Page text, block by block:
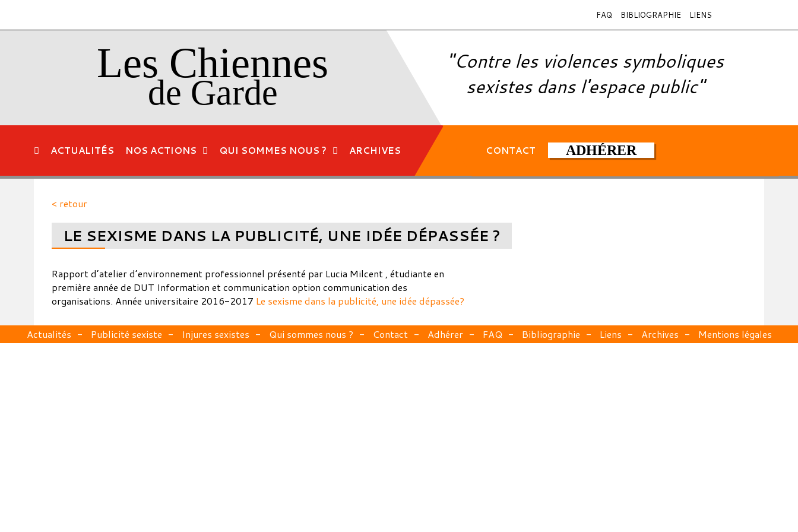
FAQ BIBLIOGRAPHIE LIENS
Les Chiennes
de Garde
"Contre les violences symboliques
sexistes dans l'espace public"
ACTUALITÉS NOS ACTIONS QUI SOMMES NOUS ? ARCHIVES CONTACT ADHÉRER
< retour
LE SEXISME DANS LA PUBLICITÉ, UNE IDÉE DÉPASSÉE ?
Rapport d’atelier d’environnement professionnel présenté par Lucia Milcent , étudiante en
première année de DUT Information et communication option communication des
organisations. Année universitaire 2016-2017 Le sexisme dans la publicité, une idée dépassée?
Actualités Publicité sexiste Injures sexistes Qui sommes nous ? Contact Adhérer FAQ Bibliographie Liens Archives Mentions légales